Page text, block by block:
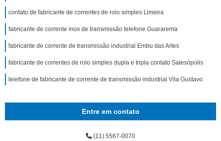
contato de fabricante de correntes de rolo simples Limeira
fabricante de corrente inox de transmissão telefone Guararema
fabricante de corrente de transmissão industrial Embu das Artes
fabricante de correntes de rolo simples dupla e tripla contato Salesópolis
telefone de fabricante de corrente de transmissão industrial Vila Gustavo
Entre em contato
(11) 5567-0070